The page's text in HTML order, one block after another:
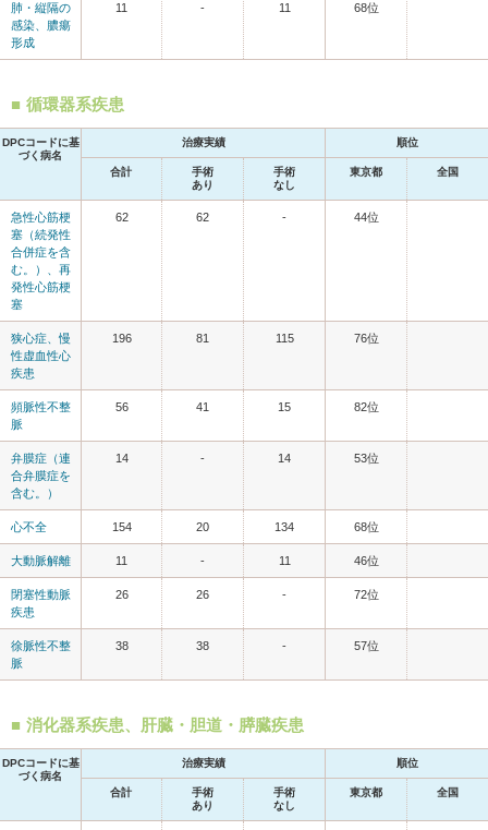
肺・縦隔の
感染、膿瘍
形成
11 - 11 68位
循環器系疾患
DPCコードに基
づく病名
治療実績 順位
合計
手術
あり
手術
なし
東京都 全国
急性心筋梗
塞（続発性
合併症を含
む。）、再
発性心筋梗
塞
62 62 - 44位
狭心症、慢
性虚血性心
疾患
196 81 115 76位
頻脈性不整
脈
56 41 15 82位
弁膜症（連
合弁膜症を
含む。）
14 - 14 53位
心不全 154 20 134 68位
大動脈解離 11 - 11 46位
閉塞性動脈
疾患
26 26 - 72位
徐脈性不整
脈
38 38 - 57位
消化器系疾患、肝臓・胆道・膵臓疾患
DPCコードに基
づく病名
治療実績 順位
合計
手術
あり
手術
なし
東京都 全国